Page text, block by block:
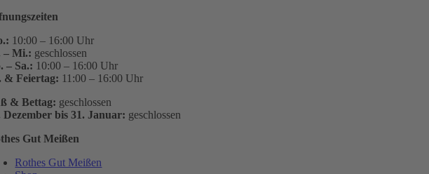
10:00 – 16:00 Uhr
– Mi.: geschlossen
– Sa.: 10:00 – 16:00 Uhr
& Feiertag: 11:00 – 16:00 Uhr
& Bettag: geschlossen
Dezember bis 31. Januar: geschlossen
Gut Meißen
Rothes Gut Meißen